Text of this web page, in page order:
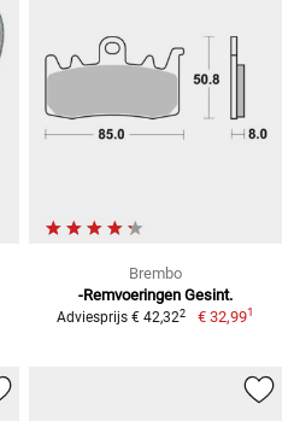
Brembo
-Remvoeringen Gesint.
Adviesprijs € 42,322 € 32,991